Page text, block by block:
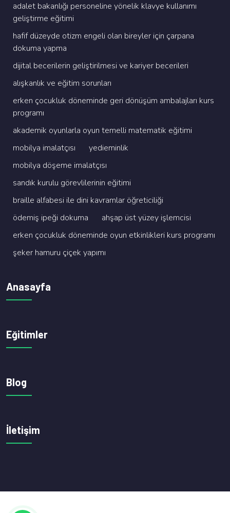
adalet bakanliği personeli̇ne yöneli̇k klavye kullanimi
geli̇şti̇rme eği̇ti̇mi̇
hafi̇f düzeyde oti̇zm engeli̇ olan bi̇reyler i̇çi̇n çarpana
dokuma yapma
di̇ji̇tal beceri̇leri̇n geli̇şti̇ri̇lmesi̇ ve kari̇yer beceri̇leri̇
alişkanlik ve eği̇ti̇m sorunlari
erken çocukluk dönemi̇nde geri̇ dönüşüm ambalajlari kurs
programi
akademi̇k oyunlarla oyun temelli̇ matemati̇k eği̇ti̇mi̇
mobi̇lya i̇malatçisi
yedi̇emi̇nli̇k
mobi̇lya döşeme i̇malatçisi
sandik kurulu görevli̇leri̇ni̇n eği̇ti̇mi̇
brai̇lle alfabesi̇ i̇le di̇ni̇ kavramlar öğreti̇ci̇li̇ği̇
ödemi̇ş i̇peği̇ dokuma
ahşap üst yüzey i̇şlemci̇si̇
erken çocukluk dönemi̇nde oyun etki̇nli̇kleri̇ kurs programi
şeker hamuru çi̇çek yapimi
Anasayfa
Eğitimler
Blog
İletişim